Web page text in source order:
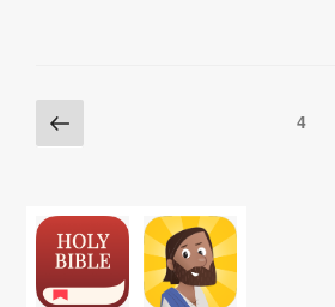
Posts
pagination
上
一
页4